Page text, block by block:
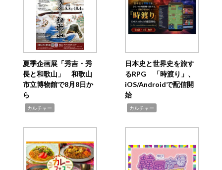
夏季企画展「秀吉・秀
長と和歌山」 和歌山
市立博物館で8月8日か
ら
カルチャー
日本史と世界史を旅す
るRPG 「時渡り」、
iOS/Androidで配信開
始
カルチャー